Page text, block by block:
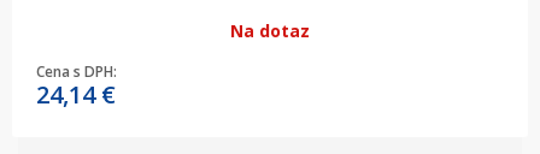
Na dotaz
Cena s DPH:
24,14€